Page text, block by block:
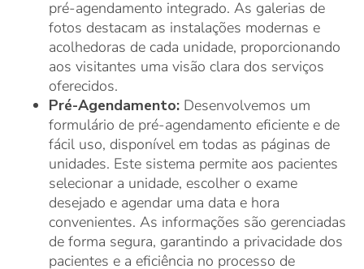
pré-agendamento integrado. As galerias de
fotos destacam as instalações modernas e
acolhedoras de cada unidade, proporcionando
aos visitantes uma visão clara dos serviços
oferecidos.
Pré-Agendamento: Desenvolvemos um
formulário de pré-agendamento eficiente e de
fácil uso, disponível em todas as páginas de
unidades. Este sistema permite aos pacientes
selecionar a unidade, escolher o exame
desejado e agendar uma data e hora
convenientes. As informações são gerenciadas
de forma segura, garantindo a privacidade dos
pacientes e a eficiência no processo de